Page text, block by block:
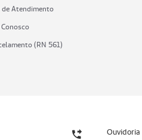
de Atendimento
Conosco
(RN 561)
Ouvidoria